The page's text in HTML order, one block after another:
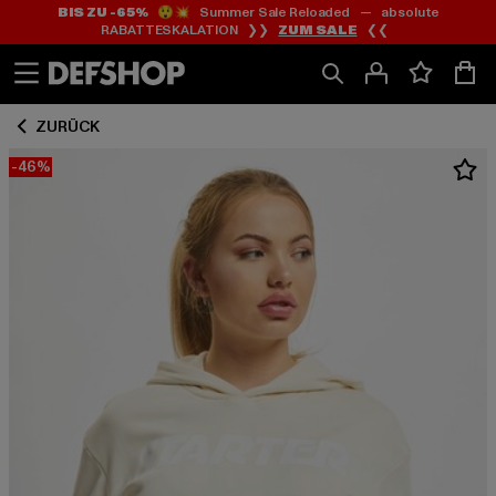
Zum
Inhalt
springen
Zum
Fußzeile
springen
BIS ZU -65%😲💥 Summer Sale Reloaded — absolute
RABATTESKALATION ❯❯ ZUM SALE ❮❮
ZURÜCK
-46%